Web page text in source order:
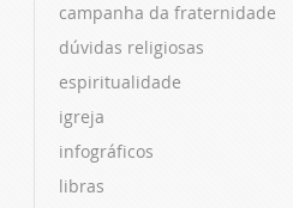
campanha da fraternidade
dúvidas religiosas
espiritualidade
igreja
infográficos
libras